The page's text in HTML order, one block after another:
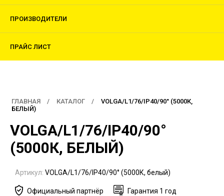
ПРОИЗВОДИТЕЛИ
ПРАЙС ЛИСТ
ГЛАВНАЯ КАТАЛОГ
VOLGA/L1/76/IP40/90° (5000К,
БЕЛЫЙ)
VOLGA/L1/76/IP40/90°
(5000К, БЕЛЫЙ)
Артикул: VOLGA/L1/76/IP40/90° (5000К, белый)
Официальный партнёр Гарантия 1 год